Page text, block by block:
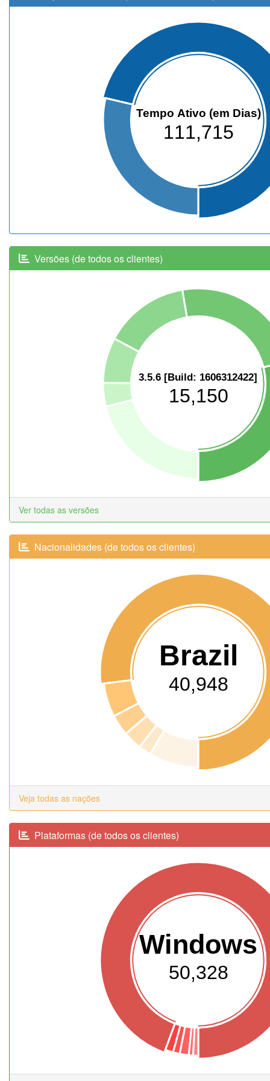
Tempo Ativo (em Dias)
111,715
Versões (de todos os clientes)
3.5.6 [Build: 1606312422]
15,150
Ver todas as versões
Nacionalidades (de todos os clientes)
Brazil
40,948
Veja todas as nações
Plataformas (de todos os clientes)
Windows
50,328